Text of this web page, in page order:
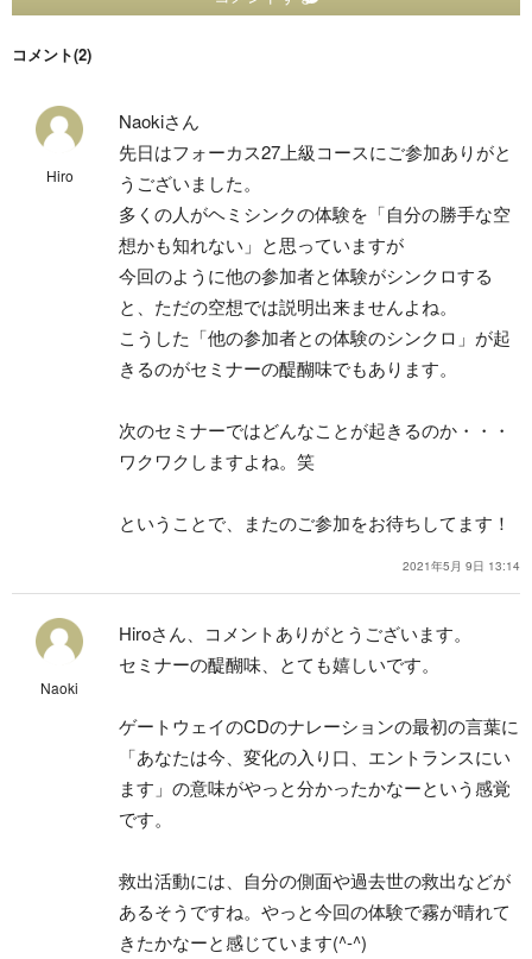
コメント(2)
Hiro
Naokiさん
先日はフォーカス27上級コースにご参加ありがと
うございました。
多くの人がヘミシンクの体験を「自分の勝手な空
想かも知れない」と思っていますが
今回のように他の参加者と体験がシンクロする
と、ただの空想では説明出来ませんよね。
こうした「他の参加者との体験のシンクロ」が起
きるのがセミナーの醍醐味でもあります。
次のセミナーではどんなことが起きるのか・・・
ワクワクしますよね。笑
ということで、またのご参加をお待ちしてます！
2021年5月 9日 13:14
Naoki
Hiroさん、コメントありがとうございます。
セミナーの醍醐味、とても嬉しいです。
ゲートウェイのCDのナレーションの最初の言葉に
「あなたは今、変化の入り口、エントランスにい
ます」の意味がやっと分かったかなーという感覚
です。
救出活動には、自分の側面や過去世の救出などが
あるそうですね。やっと今回の体験で霧が晴れて
きたかなーと感じています(^-^)